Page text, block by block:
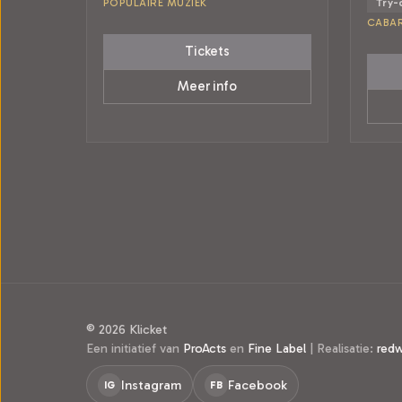
POPULAIRE MUZIEK
Tickets
Meer info
Try-
© 2026 Klicket
Een initiatief van ProActs en Fine Label | Realisatie:
IG Instagram FB Facebook